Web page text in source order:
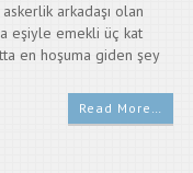
askerlik arkadaşı olan
eşiyle emekli üç kat
en hoşuma giden şey
Read More…